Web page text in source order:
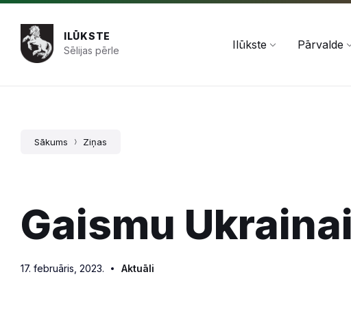
Pāriet
saturu
Skip
navigation
Skip
footer
ILŪKSTE
Sēlijas pērle
Ilūkste Pārvalde
Sākums Ziņas
Gaismu
17. februāris, 2023. Aktuāli